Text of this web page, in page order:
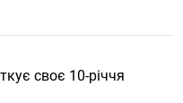
своє 10-річчя